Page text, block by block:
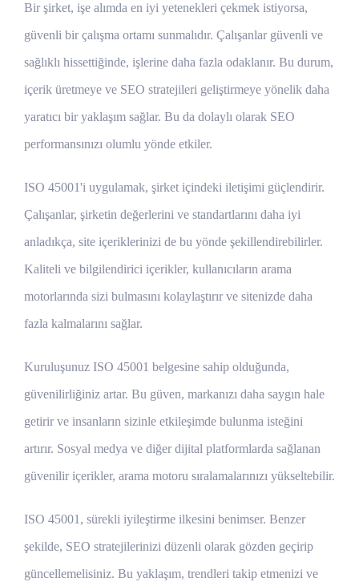
Bir şirket, işe alımda en iyi yetenekleri çekmek istiyorsa,
güvenli bir çalışma ortamı sunmalıdır. Çalışanlar güvenli ve
sağlıklı hissettiğinde, işlerine daha fazla odaklanır. Bu durum,
içerik üretmeye ve SEO stratejileri geliştirmeye yönelik daha
yaratıcı bir yaklaşım sağlar. Bu da dolaylı olarak SEO
performansınızı olumlu yönde etkiler.
ISO 45001'i uygulamak, şirket içindeki iletişimi güçlendirir.
Çalışanlar, şirketin değerlerini ve standartlarını daha iyi
anladıkça, site içeriklerinizi de bu yönde şekillendirebilirler.
Kaliteli ve bilgilendirici içerikler, kullanıcıların arama
motorlarında sizi bulmasını kolaylaştırır ve sitenizde daha
fazla kalmalarını sağlar.
Kuruluşunuz ISO 45001 belgesine sahip olduğunda,
güvenilirliğiniz artar. Bu güven, markanızı daha saygın hale
getirir ve insanların sizinle etkileşimde bulunma isteğini
artırır. Sosyal medya ve diğer dijital platformlarda sağlanan
güvenilir içerikler, arama motoru sıralamalarınızı yükseltebilir.
ISO 45001, sürekli iyileştirme ilkesini benimser. Benzer
şekilde, SEO stratejilerinizi düzenli olarak gözden geçirip
güncellemelisiniz. Bu yaklaşım, trendleri takip etmenizi ve